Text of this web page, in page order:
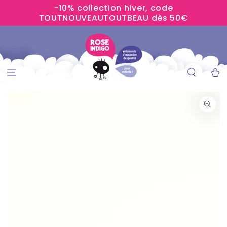
-10% collection hiver, code
TOUTNOUVEAUTOUTBEAU dès 50€
Panier